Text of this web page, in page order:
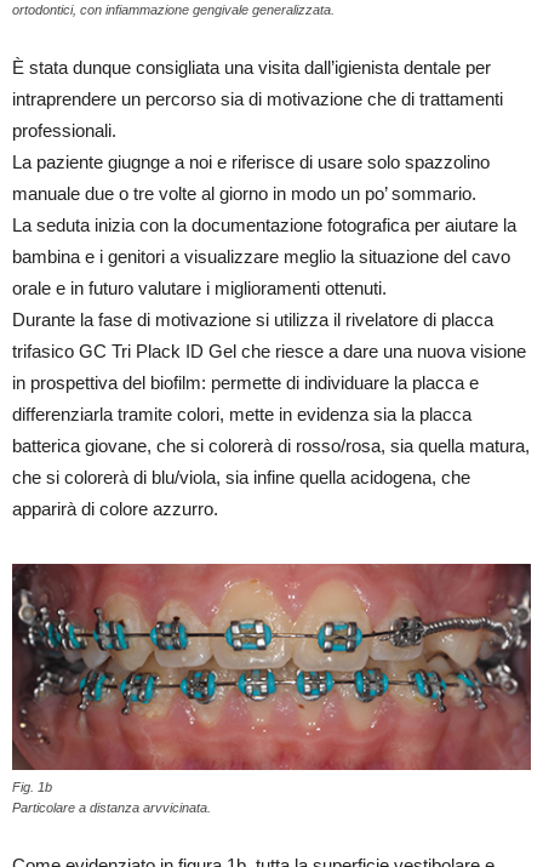
ortodontici, con infiammazione gengivale generalizzata.
È stata dunque consigliata una visita dall’igienista dentale per
intraprendere un percorso sia di motivazione che di trattamenti
professionali.
La paziente giugnge a noi e riferisce di usare solo spazzolino
manuale due o tre volte al giorno in modo un po’ sommario.
La seduta inizia con la documentazione fotografica per aiutare la
bambina e i genitori a visualizzare meglio la situazione del cavo
orale e in futuro valutare i miglioramenti ottenuti.
Durante la fase di motivazione si utilizza il rivelatore di placca
trifasico GC Tri Plack ID Gel che riesce a dare una nuova visione
in prospettiva del biofilm: permette di individuare la placca e
differenziarla tramite colori, mette in evidenza sia la placca
batterica giovane, che si colorerà di rosso/rosa, sia quella matura,
che si colorerà di blu/viola, sia infine quella acidogena, che
apparirà di colore azzurro.
Fig. 1b
Particolare a distanza arvvicinata.